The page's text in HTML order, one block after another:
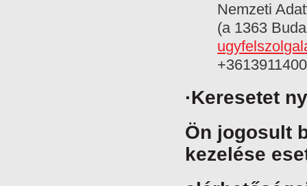
Nemzeti
(a 1363
·Keresetet
Ön jogosult
kezelése